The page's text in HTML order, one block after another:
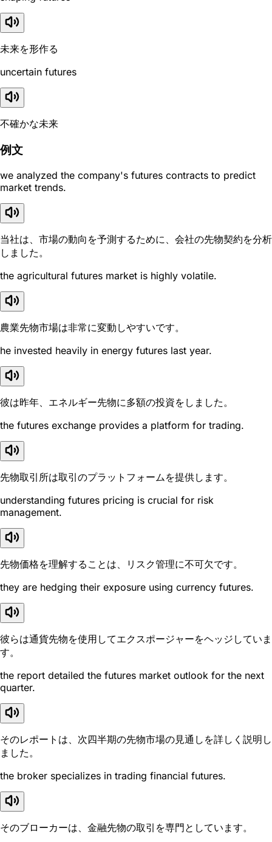
未来を形作る
uncertain futures
不確かな未来
例文
we analyzed the company's futures contracts to predict
market trends.
当社は、市場の動向を予測するために、会社の先物契約を分析
しました。
the agricultural futures market is highly volatile.
農業先物市場は非常に変動しやすいです。
he invested heavily in energy futures last year.
彼は昨年、エネルギー先物に多額の投資をしました。
the futures exchange provides a platform for trading.
先物取引所は取引のプラットフォームを提供します。
understanding futures pricing is crucial for risk
management.
先物価格を理解することは、リスク管理に不可欠です。
they are hedging their exposure using currency futures.
彼らは通貨先物を使用してエクスポージャーをヘッジしていま
す。
the report detailed the futures market outlook for the next
quarter.
そのレポートは、次四半期の先物市場の見通しを詳しく説明し
ました。
the broker specializes in trading financial futures.
そのブローカーは、金融先物の取引を専門としています。